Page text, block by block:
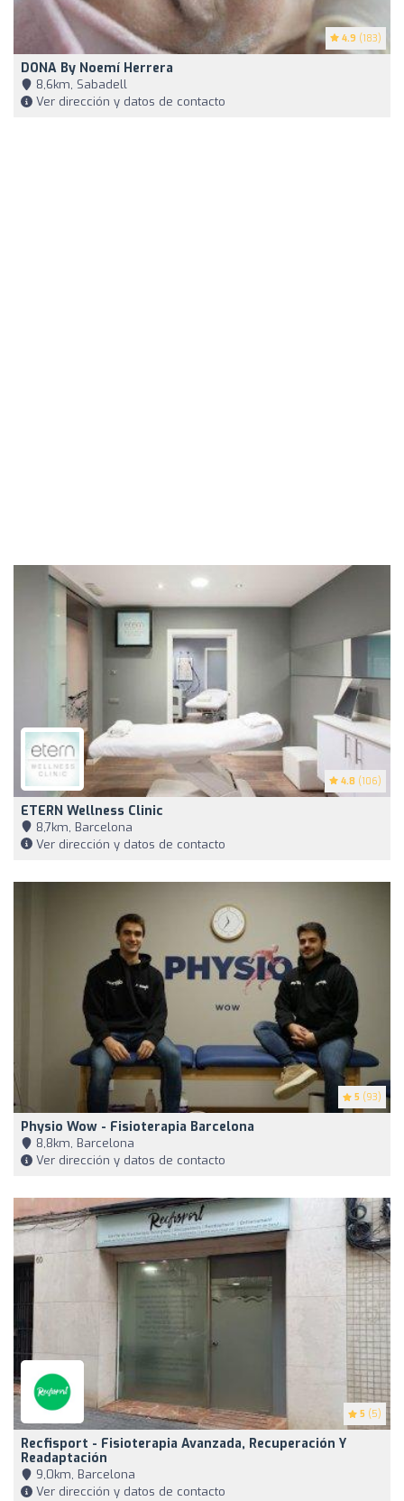
4.9 (183)
DONA By Noemí Herrera
8,6km, Sabadell
Ver dirección y datos de contacto
4.8 (106)
ETERN Wellness Clinic
8,7km, Barcelona
Ver dirección y datos de contacto
5 (93)
Physio Wow - Fisioterapia Barcelona
8,8km, Barcelona
Ver dirección y datos de contacto
5 (5)
Recfisport - Fisioterapia Avanzada, Recuperación Y
Readaptación
9,0km, Barcelona
Ver dirección y datos de contacto